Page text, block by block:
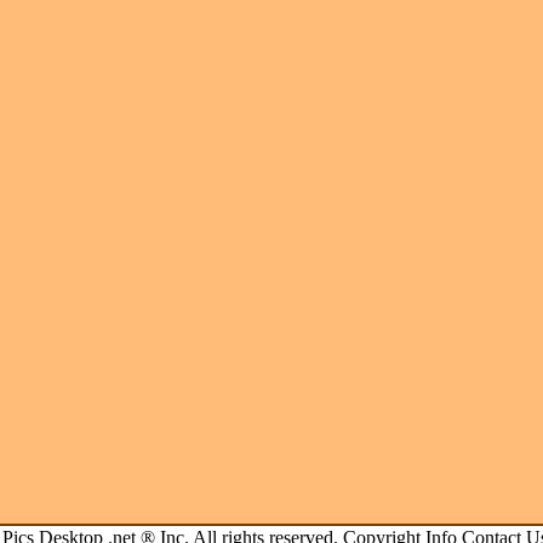
Pics Desktop .net ® Inc. All rights reserved. Copyright Info Contact